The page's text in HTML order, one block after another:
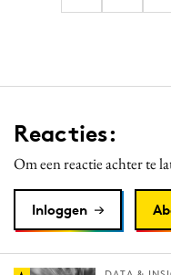
Reputatie & crisis
Reacties:
Om een reactie achter te
Inloggen